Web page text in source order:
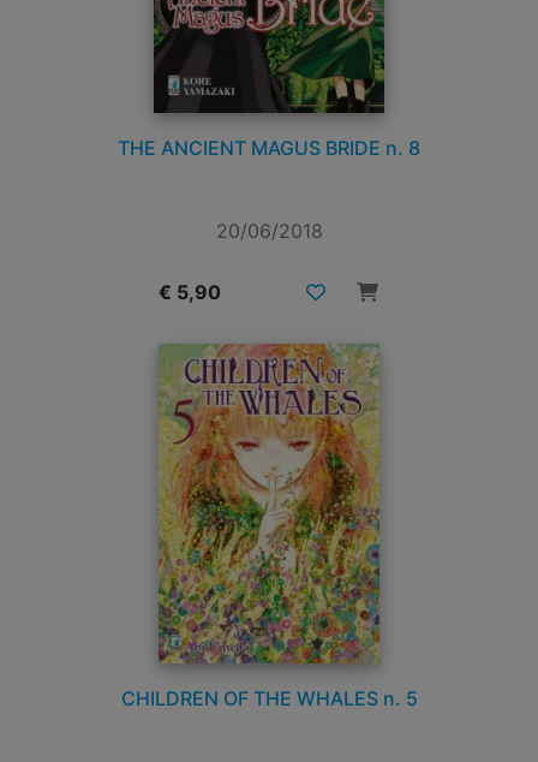
THE ANCIENT MAGUS BRIDE n. 8
20/06/2018
€ 5,90
CHILDREN OF THE WHALES n. 5